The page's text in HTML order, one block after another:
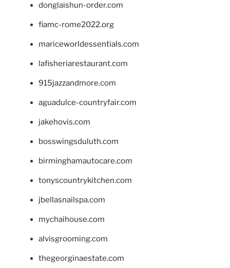
donglaishun-order.com
fiamc-rome2022.org
mariceworldessentials.com
lafisheriarestaurant.com
915jazzandmore.com
aguadulce-countryfair.com
jakehovis.com
bosswingsduluth.com
birminghamautocare.com
tonyscountrykitchen.com
jbellasnailspa.com
mychaihouse.com
alvisgrooming.com
thegeorginaestate.com